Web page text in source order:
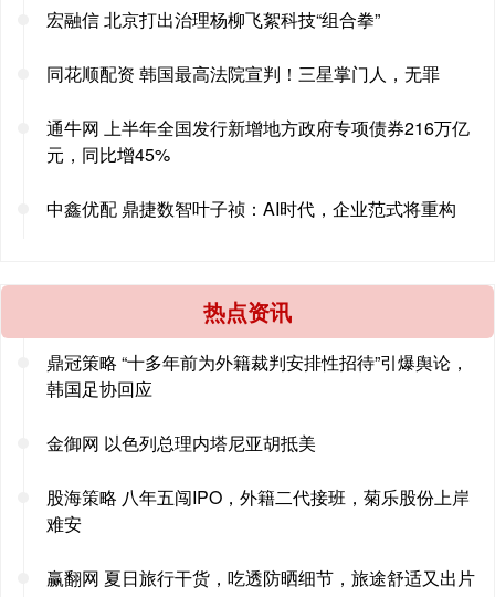
宏融信 北京打出治理杨柳飞絮科技“组合拳”
同花顺配资 韩国最高法院宣判！三星掌门人，无罪
通牛网 上半年全国发行新增地方政府专项债券216万亿
元，同比增45%
中鑫优配 鼎捷数智叶子祯：AI时代，企业范式将重构
热点资讯
鼎冠策略 “十多年前为外籍裁判安排性招待”引爆舆论，
韩国足协回应
金御网 以色列总理内塔尼亚胡抵美
股海策略 八年五闯IPO，外籍二代接班，菊乐股份上岸
难安
赢翻网 夏日旅行干货，吃透防晒细节，旅途舒适又出片